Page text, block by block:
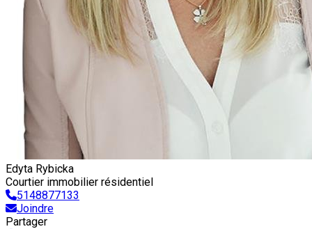
Edyta Rybicka
Courtier immobilier résidentiel
5148877133
Joindre
Partager